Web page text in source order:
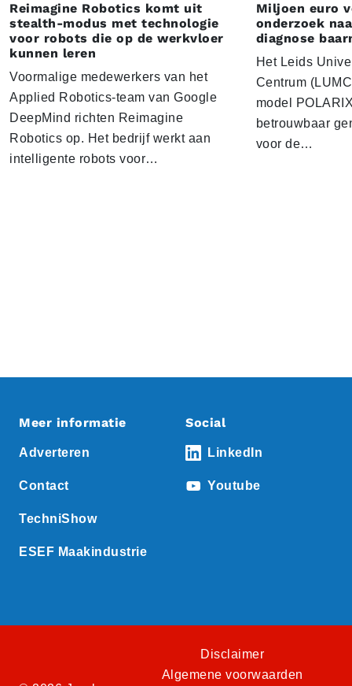
Reimagine Robotics komt uit
stealth-modus met technologie
voor robots die op de werkvloer
kunnen leren
Voormalige medewerkers van het
Applied Robotics-team van Google
DeepMind richten Reimagine
Robotics op. Het bedrijf werkt aan
intelligente robots voor…
Miljoen euro
onderzoek
diagnose
Het Leids
Centrum
model
betrouwbaar
voor de…
Meer informatie
Adverteren
Contact
TechniShow
ESEF Maakindustrie
Social
LinkedIn
Youtube
Disclaimer
Algemene voorwaarden